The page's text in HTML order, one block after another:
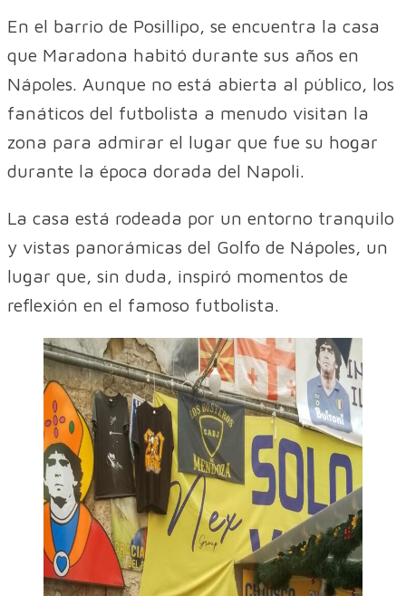
En el barrio de Posillipo, se encuentra la casa
que Maradona habitó durante sus años en
Nápoles. Aunque no está abierta al público, los
fanáticos del futbolista a menudo visitan la
zona para admirar el lugar que fue su hogar
durante la época dorada del Napoli.
La casa está rodeada por un entorno tranquilo
y vistas panorámicas del Golfo de Nápoles, un
lugar que, sin duda, inspiró momentos de
reflexión en el famoso futbolista.